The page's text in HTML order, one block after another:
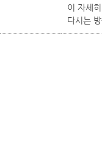
이 자세
다시는